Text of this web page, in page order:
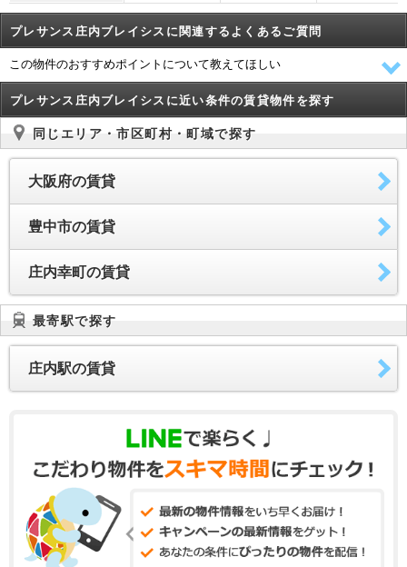
プレサンス庄内ブレイシスに関連するよくあるご質問
この物件のおすすめポイントについて教えてほしい
プレサンス庄内ブレイシスに近い条件の賃貸物件を探す
同じエリア・市区町村・町域で探す
大阪府の賃貸
豊中市の賃貸
庄内幸町の賃貸
最寄駅で探す
庄内駅の賃貸